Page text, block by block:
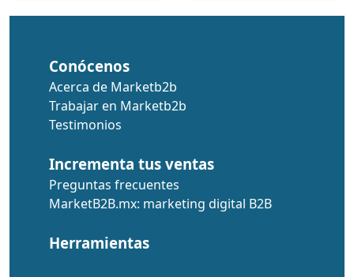
Conócenos
Acerca de Marketb2b
Trabajar en Marketb2b
Testimonios
Incrementa tus ventas
Preguntas frecuentes
MarketB2B.mx: marketing digital B2B
Herramientas